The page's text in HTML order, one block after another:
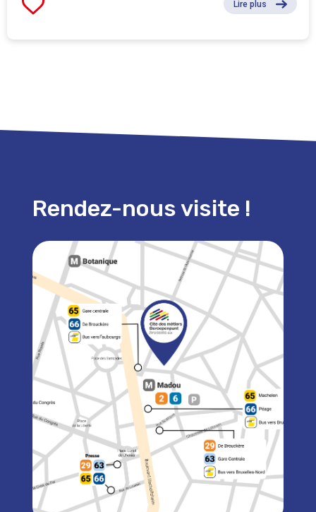
Lire plus
Rendez-nous visite !